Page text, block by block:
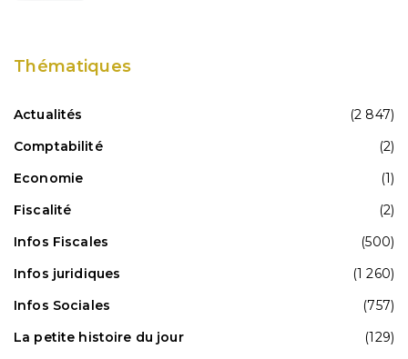
Thématiques
Actualités
(2 847)
Comptabilité
(2)
Economie
(1)
Fiscalité
(2)
Infos Fiscales
(500)
Infos juridiques
(1 260)
Infos Sociales
(757)
La petite histoire du jour
(129)